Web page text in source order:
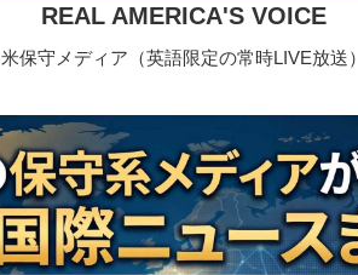
REAL AMERICA'S VOICE
米保守メディア（英語限定の常時LIVE放送）